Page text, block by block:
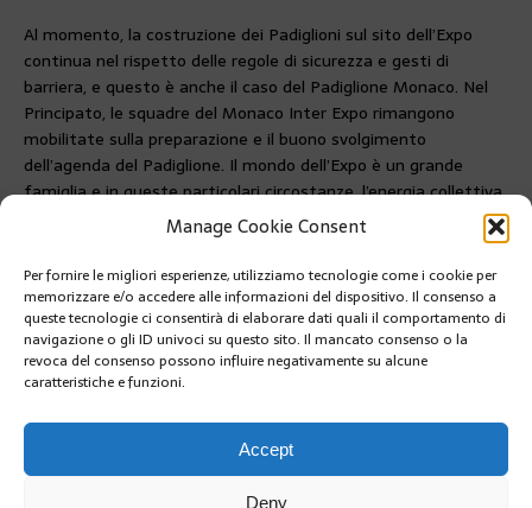
Manage Cookie Consent
Per fornire le migliori esperienze, utilizziamo tecnologie come i cookie per
memorizzare e/o accedere alle informazioni del dispositivo. Il consenso a
queste tecnologie ci consentirà di elaborare dati quali il comportamento di
navigazione o gli ID univoci su questo sito. Il mancato consenso o la
revoca del consenso possono influire negativamente su alcune
caratteristiche e funzioni.
Accept
Deny
Al momento, la costruzione dei Padiglioni sul sito dell’Expo
continua nel rispetto delle regole di sicurezza e gesti di
barriera, e questo è anche il caso del Padiglione Monaco. Nel
Principato, le squadre del Monaco Inter Expo rimangono
mobilitate sulla preparazione e il buono svolgimento
dell’agenda del Padiglione. Il mondo dell’Expo è un grande
famiglia e in queste particolari circostanze, l’energia collettiva
sarà ancora più positiva e rivolto alla speranza, qualora si
decidesse un rinvio dell’Expo per il 2021.
PRÉCÉDENT
MONACO, LA TERRA DI MEZZO